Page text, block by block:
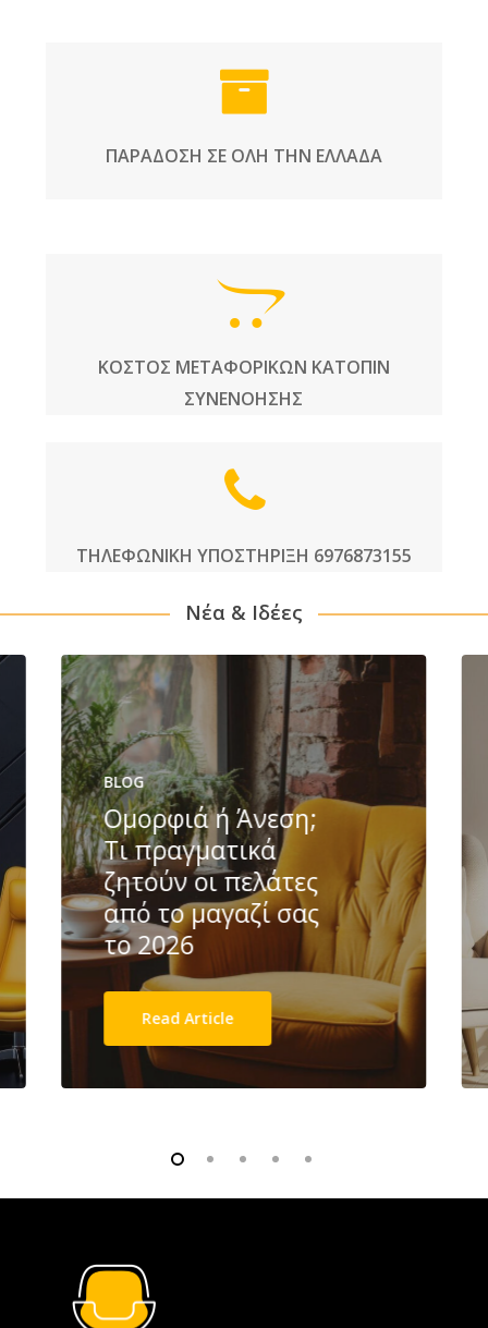
ΠΑΡΑΔΟΣΗ ΣΕ ΟΛΗ ΤΗΝ ΕΛΛΑΔΑ
ΚΟΣΤΟΣ ΜΕΤΑΦΟΡΙΚΩΝ ΚΑΤΟΠΙΝ
ΣΥΝΕΝΟΗΣΗΣ
ΤΗΛΕΦΩΝΙΚΗ ΥΠΟΣΤΗΡΙΞΗ 6976873155
Νέα & Ιδέες
BLOG
Ομορφιά ή Άνεση;
Τι πραγματικά
ζητούν οι πελάτες
από το μαγαζί σας
το 2026
Read Article